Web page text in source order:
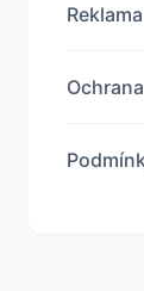
Reklama